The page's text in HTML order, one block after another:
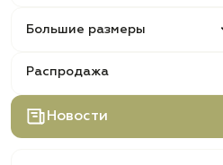
Большие размеры
Распродажа
Новости